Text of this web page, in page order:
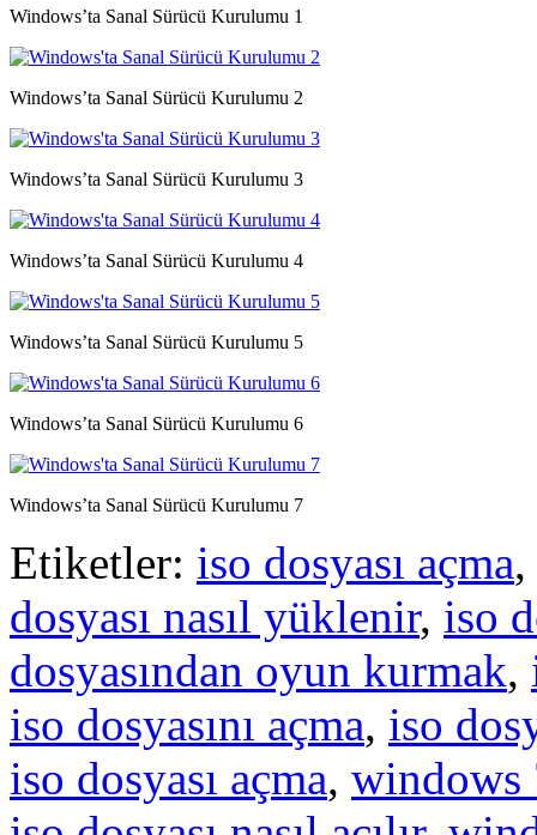
Windows’ta Sanal Sürücü Kurulumu 1
Windows’ta Sanal Sürücü Kurulumu 2
Windows’ta Sanal Sürücü Kurulumu 3
Windows’ta Sanal Sürücü Kurulumu 4
Windows’ta Sanal Sürücü Kurulumu 5
Windows’ta Sanal Sürücü Kurulumu 6
Windows’ta Sanal Sürücü Kurulumu 7
Etiketler: iso dosyası açma,
dosyası nasıl yüklenir, iso
dosyasından oyun kurmak,
iso dosyasını açma, iso
iso dosyası açma, windows